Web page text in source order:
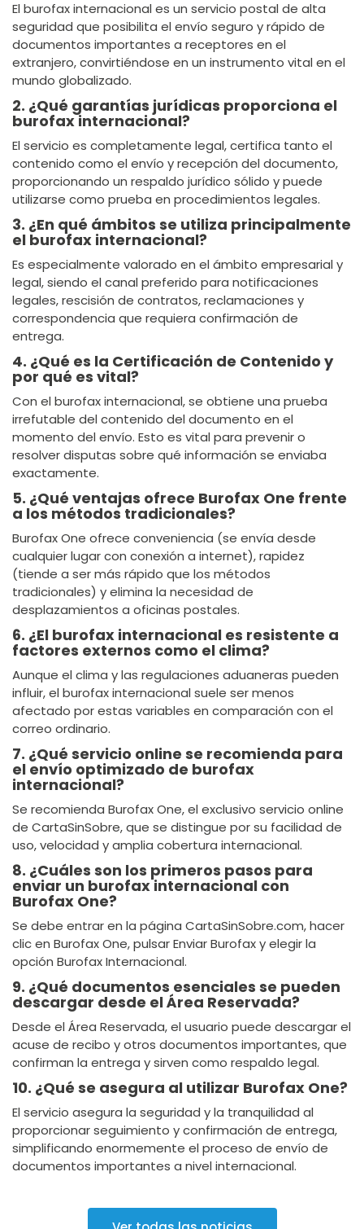
El burofax internacional es un servicio postal de alta
seguridad que posibilita el envío seguro y rápido de
documentos importantes a receptores en el
extranjero, convirtiéndose en un instrumento vital en el
mundo globalizado.
2. ¿Qué garantías jurídicas proporciona el
burofax internacional?
El servicio es completamente legal, certifica tanto el
contenido como el envío y recepción del documento,
proporcionando un respaldo jurídico sólido y puede
utilizarse como prueba en procedimientos legales.
3. ¿En qué ámbitos se utiliza principalmente
el burofax internacional?
Es especialmente valorado en el ámbito empresarial y
legal, siendo el canal preferido para notificaciones
legales, rescisión de contratos, reclamaciones y
correspondencia que requiera confirmación de
entrega.
4. ¿Qué es la Certificación de Contenido y
por qué es vital?
Con el burofax internacional, se obtiene una prueba
irrefutable del contenido del documento en el
momento del envío. Esto es vital para prevenir o
resolver disputas sobre qué información se enviaba
exactamente.
5. ¿Qué ventajas ofrece Burofax One frente
a los métodos tradicionales?
Burofax One ofrece conveniencia (se envía desde
cualquier lugar con conexión a internet), rapidez
(tiende a ser más rápido que los métodos
tradicionales) y elimina la necesidad de
desplazamientos a oficinas postales.
6. ¿El burofax internacional es resistente a
factores externos como el clima?
Aunque el clima y las regulaciones aduaneras pueden
influir, el burofax internacional suele ser menos
afectado por estas variables en comparación con el
correo ordinario.
7. ¿Qué servicio online se recomienda para
el envío optimizado de burofax
internacional?
Se recomienda Burofax One, el exclusivo servicio online
de CartaSinSobre, que se distingue por su facilidad de
uso, velocidad y amplia cobertura internacional.
8. ¿Cuáles son los primeros pasos para
enviar un burofax internacional con
Burofax One?
Se debe entrar en la página CartaSinSobre.com, hacer
clic en Burofax One, pulsar Enviar Burofax y elegir la
opción Burofax Internacional.
9. ¿Qué documentos esenciales se pueden
descargar desde el Área Reservada?
Desde el Área Reservada, el usuario puede descargar el
acuse de recibo y otros documentos importantes, que
confirman la entrega y sirven como respaldo legal.
10. ¿Qué se asegura al utilizar Burofax One?
El servicio asegura la seguridad y la tranquilidad al
proporcionar seguimiento y confirmación de entrega,
simplificando enormemente el proceso de envío de
documentos importantes a nivel internacional.